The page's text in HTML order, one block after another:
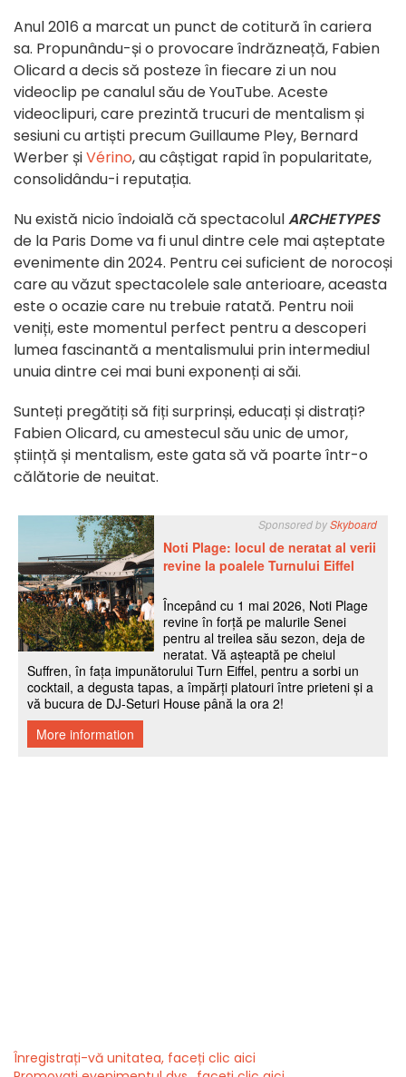
Anul 2016 a marcat un punct de cotitură în cariera
sa. Propunându-și o provocare îndrăzneață, Fabien
Olicard a decis să posteze în fiecare zi un nou
videoclip pe canalul său de YouTube. Aceste
videoclipuri, care prezintă trucuri de mentalism și
sesiuni cu artiști precum Guillaume Pley, Bernard
Werber șiVérino, au câștigat rapid în popularitate,
consolidându-i reputația.
Nu există nicio îndoială că spectacolulARCHETYPES
de la Paris Dome va fi unul dintre cele mai așteptate
evenimente din 2024. Pentru cei suficient de norocoși
care au văzut spectacolele sale anterioare, aceasta
este o ocazie care nu trebuie ratată. Pentru noii
veniți, este momentul perfect pentru a descoperi
lumea fascinantă a mentalismului prin intermediul
unuia dintre cei mai buni exponenți ai săi.
Sunteți pregătiți să fiți surprinși, educați și distrați?
Fabien Olicard, cu amestecul său unic de umor,
știință și mentalism, este gata să vă poarte într-o
călătorie de neuitat.
Înregistrați-vă unitatea, faceți clic aici